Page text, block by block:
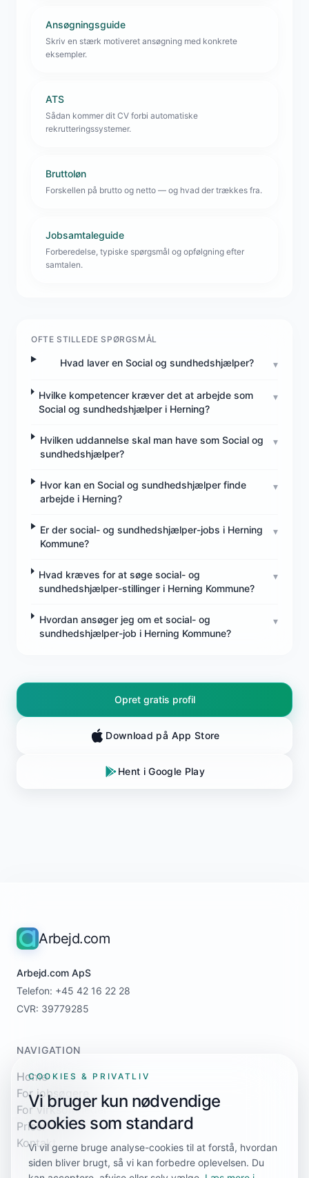
Ansøgningsguide
Skriv en stærk motiveret ansøgning med konkrete
eksempler.
ATS
Sådan kommer dit CV forbi automatiske
rekrutteringssystemer.
Bruttoløn
Forskellen på brutto og netto — og hvad der trækkes fra.
Jobsamtaleguide
Forberedelse, typiske spørgsmål og opfølgning efter
samtalen.
OFTE STILLEDE SPØRGSMÅL
Hvad laver en Social og sundhedshjælper? ▾
Hvilke kompetencer kræver det at arbejde som
Social og sundhedshjælper i Herning?
▾
Hvilken uddannelse skal man have som Social og
sundhedshjælper?
▾
Hvor kan en Social og sundhedshjælper finde
arbejde i Herning?
▾
Er der social- og sundhedshjælper-jobs i Herning
Kommune?
▾
Hvad kræves for at søge social- og
sundhedshjælper-stillinger i Herning Kommune?
▾
Hvordan ansøger jeg om et social- og
sundhedshjælper-job i Herning Kommune?
▾
Opret gratis profil
Download på App Store
Hent i Google Play
Arbejd.com
Arbejd.com ApS
Telefon: +45 42 16 22 28
CVR: 39779285
NAVIGATION
Home
For jobsøgere
For virksomheder
Priser
Kontakt
COOKIES & PRIVATLIV
Vi bruger kun nødvendige
cookies som standard
Vi vil gerne bruge analyse-cookies til at forstå, hvordan
siden bliver brugt, så vi kan forbedre oplevelsen. Du